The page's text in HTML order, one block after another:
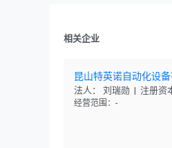
相关企业
昆山特英诺自动化设
法人： 刘瑞勋 | 注册资
经营范围：-